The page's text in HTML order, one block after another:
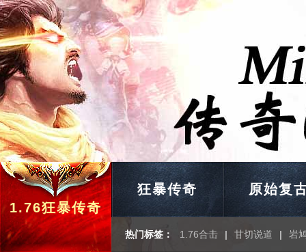
1.76狂暴传奇
狂暴传奇 原始复
热门标签： 1.76合击 | 甘切说道 | 岩